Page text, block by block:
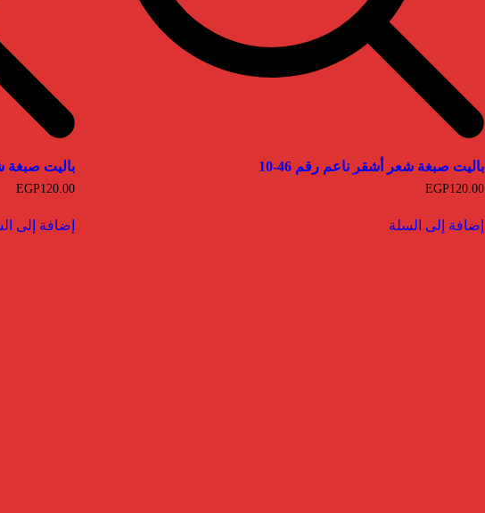
باليت صبغة شعر أشقر ناعم رقم 46-10
EGP120.00
إضافة إلى السلة
باليت صبغة
EGP120.00
إضافة إلى